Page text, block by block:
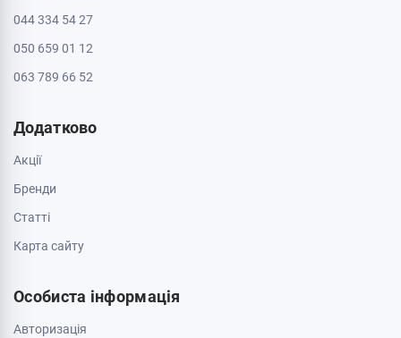
044 334 54 27
050 659 01 12
063 789 66 52
Додатково
Акції
Бренди
Cтатті
Карта сайту
Особиста інформація
Авторизація